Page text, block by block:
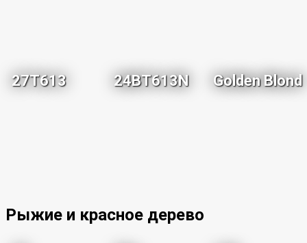
27T613 24BT613N Golden Blond
Рыжие и красное дерево